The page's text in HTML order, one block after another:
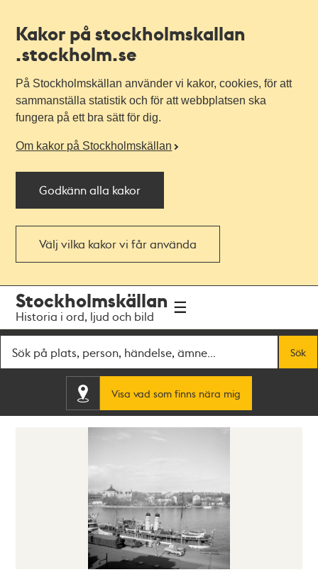
Kakor på stockholmskallan
.stockholm.se
På Stockholmskällan använder vi kakor, cookies, för att
sammanställa statistik och för att webbplatsen ska
fungera på ett bra sätt för dig.
Om kakor på Stockholmskällan
Godkänn alla kakor
Välj vilka kakor vi får använda
navigationen
huvudinnehållet
Stockholmskällan
Historia i ord, ljud och bild
Sök
Visa vad som finns nära mig